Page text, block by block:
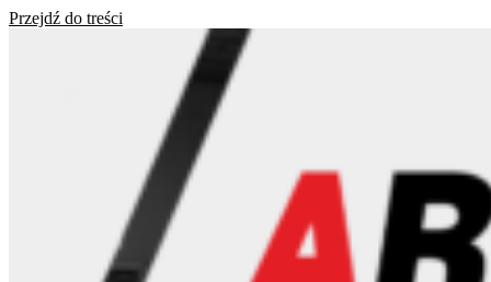
Przejdź do treści